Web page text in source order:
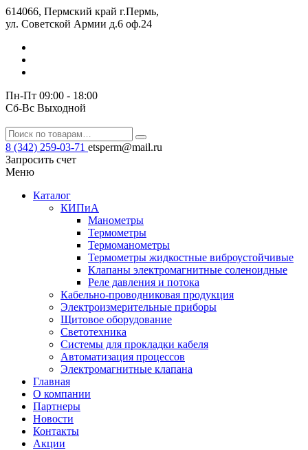
614066, Пермский край г.Пермь,
ул. Советской Армии д.6 оф.24
Пн-Пт 09:00 - 18:00
Сб-Вс Выходной
8 (342) 259-03-71 etsperm@mail.ru
Запросить счет
Меню
Каталог
КИПиА
Манометры
Термометры
Термомано­мет­ры
Термометры жидкостные виброустойчивые
Клапаны электро­маг­нит­ные соле­но­ид­ные
Реле давления и потока
Кабельно-проводниковая продукция
Электроизмерительные приборы
Щитовое оборудование
Светотехника
Системы для прокладки кабеля
Автоматизация процессов
Электромагнитные клапана
Главная
О компании
Партнеры
Новости
Контакты
Акции